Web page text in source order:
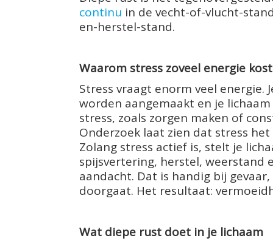
continu in de vecht-of-vlucht-
en-herstel-stand.
Waarom stress zoveel energie kost
Stress vraagt enorm veel
worden aangemaakt en je
stress, zoals zorgen maken of
Onderzoek laat zien dat stress
Zolang stress actief is, stelt je
spijsvertering, herstel, weerstand
aandacht. Dat is handig bij
doorgaat. Het resultaat:
Wat diepe rust doet in je lichaam